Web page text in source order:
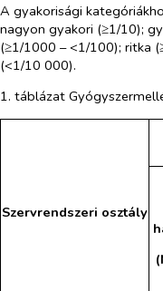
A gyakorisági
nagyon gyakori (≥1/10);
(≥1/1000 – <1/100); ritka
(<1/10 000).
1. táblázat
Szervrendszeri osztály